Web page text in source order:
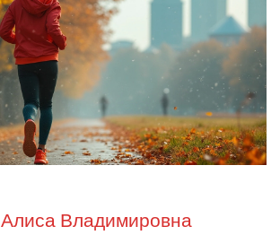
Алиса Владимировна